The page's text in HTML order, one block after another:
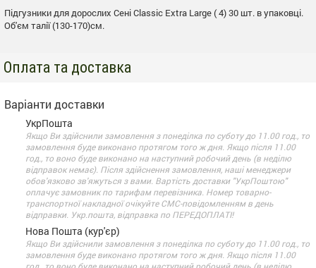
Підгузники для дорослих Сені Classic Extra Large ( 4) 30 шт. в упаковці.
Об'єм талії (130-170)см.
Оплата та доставка
Варіанти доставки
УкрПошта
Якщо Ви здійснили замовлення з понеділка по суботу до 11.00 год., то
замовлення буде виконано протягом того ж дня. Якщо після 11.00
год., то воно буде виконано на наступний робочий день (в неділю
відправок немає). Після здійснення замовлення, наші менеджери
обов'язково зв'яжуться з вами. Вартість доставки "УкрПоштою"
оплачує замовник по тарифам перевізника. Номер товарно-
транспортної накладної очікуйте СМС-повідомленням в день
відправки. Укр.пошта, відправка по ПЕРЕДОПЛАТІ!
Нова Пошта (кур'єр)
Якщо Ви здійснили замовлення з понеділка по суботу до 11.00 год., то
замовлення буде виконано протягом того ж дня. Якщо після 11.00